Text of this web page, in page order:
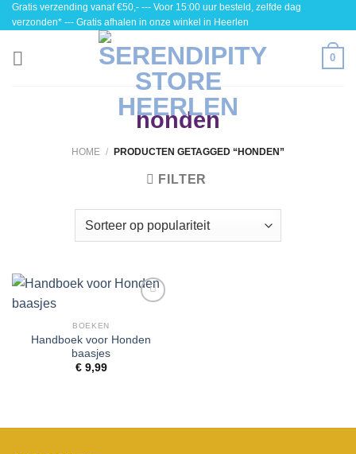
Skip
to
content
Gratis verzending vanaf €50,- --- Voor 15:00 uur besteld, zelfde dag
verzonden* --- Gratis afhalen in onze winkel in Heerlen
0
honden
HOME / PRODUCTEN GETAGGED “HONDEN”
FILTER
wenslijst
BOEKEN
Handboek voor Honden
baasjes
€9,99